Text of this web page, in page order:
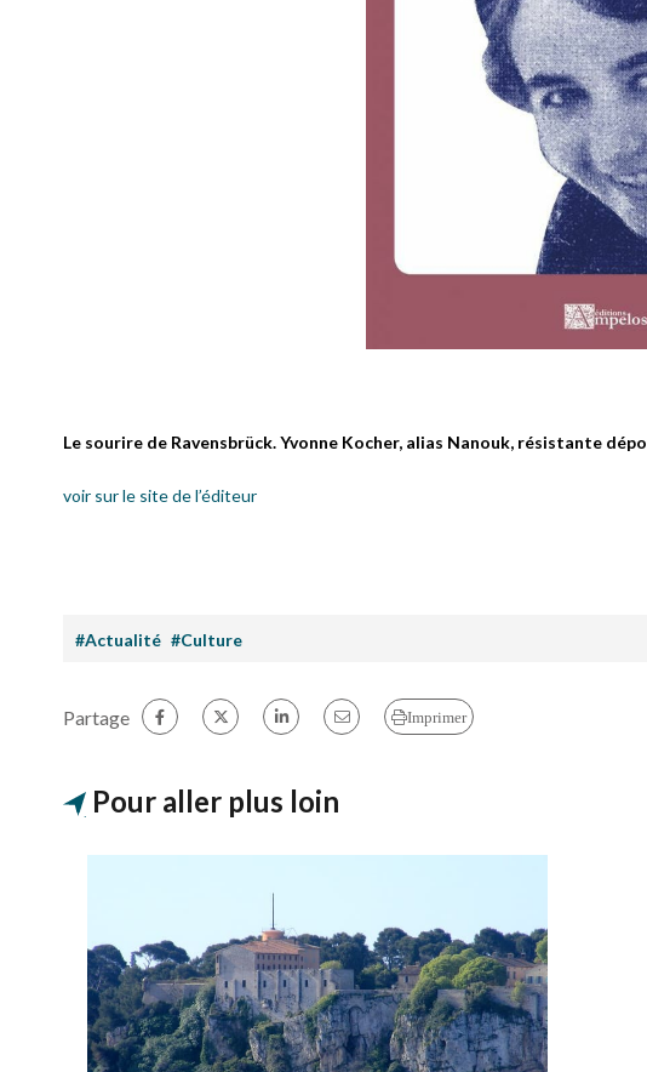
Le sourire de Ravensbrück.Yvonne Kocher, alias Nanouk, résistante
voir sur le site de l’éditeur
#Actualité #Culture
Partage Imprimer
Pour aller plus loin